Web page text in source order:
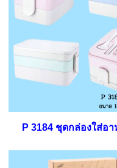
P 3184 ชุดกล่องใส่อ